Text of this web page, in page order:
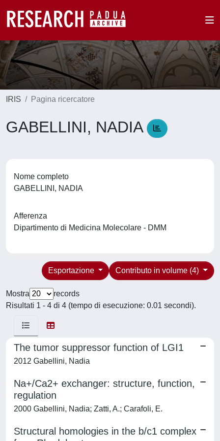
IRIS Pagina ricercatore
GABELLINI, NADIA
Nome completo
GABELLINI, NADIA
Afferenza
Dipartimento di Medicina Molecolare - DMM
Contributo in volume (4)
Esportazione
Mostra
records
Risultati 1 - 4 di 4 (tempo di esecuzione: 0.01 secondi).
The tumor suppressor function of LGI1
2012 Gabellini, Nadia
Na+/Ca2+ exchanger: structure, function,
regulation
2000 Gabellini, Nadia; Zatti, A.; Carafoli, E.
Structural homologies in the b/c1 complex